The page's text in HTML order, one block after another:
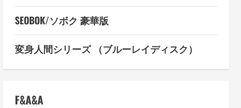
SEOBOK/ソボク 豪華版
変身人間シリーズ （ブルーレイディスク）
F&A&A